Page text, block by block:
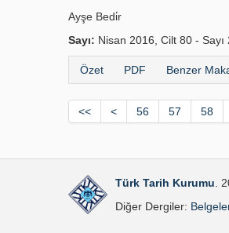
Ayşe Bedi̇r
Sayı: Nisan 2016, Cilt 80 - Sayı
Özet PDF Benzer
<< < 56 57 58
Türk Tarih Kurumu .
Diğer Dergiler: